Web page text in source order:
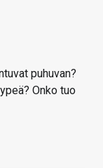
puhuvan?
Onko tuo